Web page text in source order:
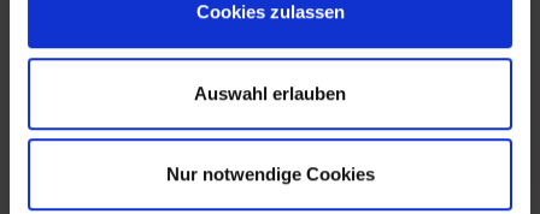
Cookies zulassen
Auswahl erlauben
Nur notwendige Cookies
+49 6252-305 89 41
Fax: +49 6252-305 89 42
Web: